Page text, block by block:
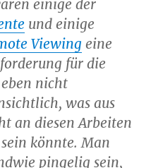
einige der
und einige
Viewing eine
für die
nicht
was aus
an diesen Arbeiten
könnte. Man
pingelig sein,